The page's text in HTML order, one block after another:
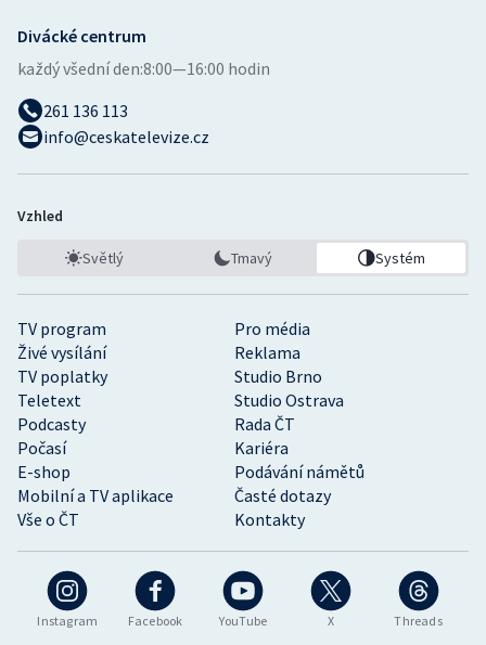
Instagram Facebook YouTube X Threads
TV program
Pro média
Živé vysílání
Reklama
TV poplatky
Studio Brno
Teletext
Studio Ostrava
Podcasty
Rada ČT
Počasí
Kariéra
E-shop
Podávání námětů
Mobilní a TV aplikace
Časté dotazy
Vše o ČT
Kontakty
Divácké centrum
každý všední den:8:00—16:00 hodin
261 136 113
info@ceskatelevize.cz
Vzhled
Světlý Tmavý Systém